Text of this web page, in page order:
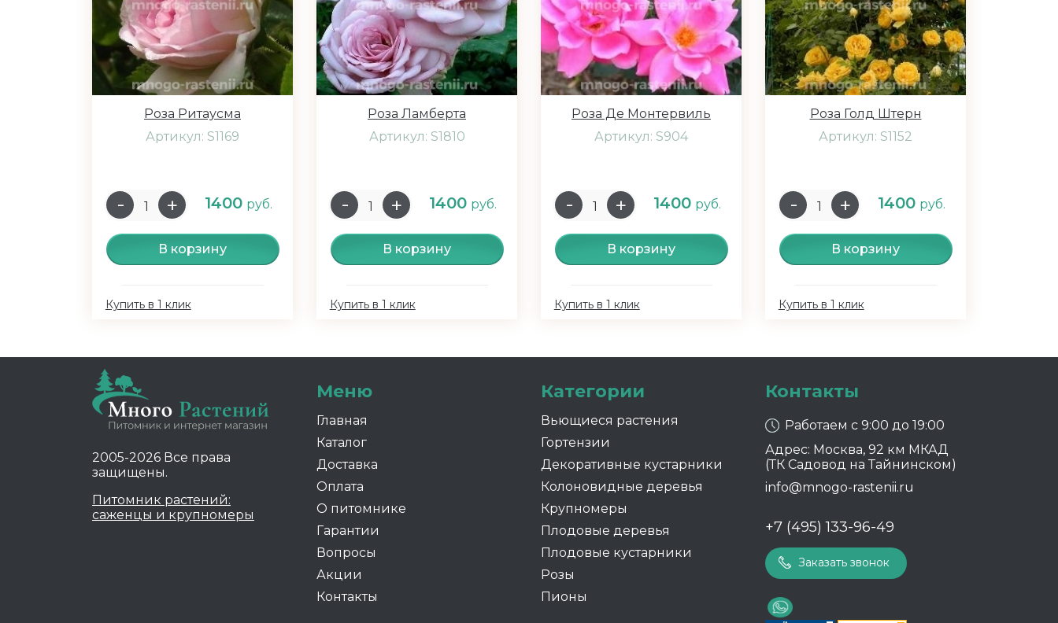
Роза Ритаусма
Артикул: S1169
1400 руб.
В корзину
Купить в 1 клик
Роза Ламберта
Артикул: S1810
1400 руб.
В корзину
Купить в 1 клик
Роза Де Монтервиль
Артикул: S904
1400 руб.
В корзину
Купить в 1 клик
Роза Голд Штерн
Артикул: S1152
1400 руб.
В корзину
Купить в 1 клик
2005-2026 Все права
защищены.
Питомник растений:
саженцы и крупномеры
Меню
Главная
Каталог
Доставка
Оплата
О питомнике
Гарантии
Вопросы
Акции
Контакты
Категории
Вьющиеся растения
Гортензии
Декоративные кустарники
Колоновидные деревья
Крупномеры
Плодовые деревья
Плодовые кустарники
Розы
Пионы
Контакты
Работаем с 9:00 до 19:00
Адрес: Москва, 92 км МКАД
(ТК Садовод на Тайнинском)
info@mnogo-rastenii.ru
+7 (495) 133-96-49
Заказать звонок